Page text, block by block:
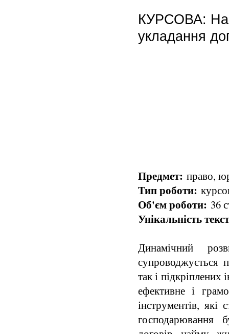
КУРСОВА:
укладання
Предмет: право,
Тип роботи:
Об'єм роботи: 36
Унікальність
Динамічний
супроводжується
так і підкріплених
ефективне і
інструментів,
господарювання